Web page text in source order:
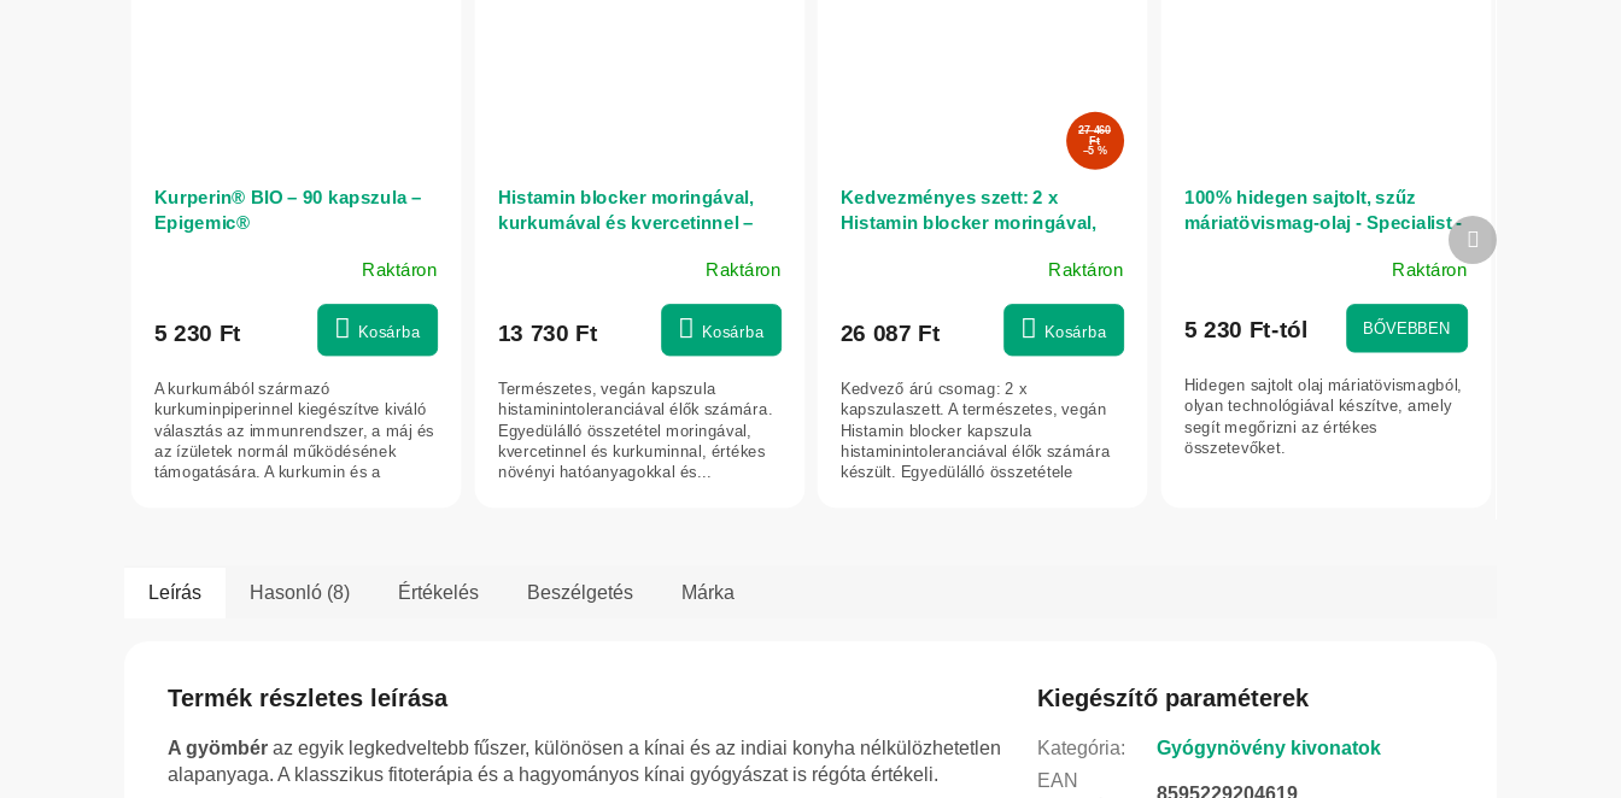
Kurperin® BIO – 90 kapszula –
Epigemic®
Raktáron
5 230 Ft Kosárba
A kurkumából származó
kurkuminpiperinnel kiegészítve kiváló
választás az immunrendszer, a máj és
az ízületek normál működésének
támogatására. A kurkumin és a
Histamin blocker moringával,
kurkumával és kvercetinnel –
átlagos
ből
5,0
csillag.
Raktáron
13 730 Ft Kosárba
Természetes, vegán kapszula
histaminintoleranciával élők számára.
Egyedülálló összetétel moringával,
kvercetinnel és kurkuminnal, értékes
növényi hatóanyagokkal és...
27 460
Ft
–5 %
Kedvezményes szett: 2 x
Histamin blocker moringával,
140 kapszula – Herbatica
átlagos
ből
5,0
csillag.
Raktáron
26 087 Ft Kosárba
Kedvező árú csomag: 2 x
kapszulaszett. A természetes, vegán
Histamin blocker kapszula
histaminintoleranciával élők számára
készült. Egyedülálló összetétele
100% hidegen sajtolt, szűz
máriatövismag-olaj - Specialist -
Raktáron
5 230 Ft-tól BŐVEBBEN
Hidegen sajtolt olaj máriatövismagból,
olyan technológiával készítve, amely
segít megőrizni az értékes
összetevőket.
Következő
termék
Leírás Hasonló (8) Értékelés Beszélgetés Márka
Termék részletes leírása
A gyömbér az egyik legkedveltebb fűszer, különösen a kínai és az indiai konyha nélkülözhetetlen
alapanyaga. A klasszikus fitoterápia és a hagyományos kínai gyógyászat is régóta értékeli.
Kiegészítő paraméterek
Kategória:
Gyógynövény kivonatok
EAN
8595229204619